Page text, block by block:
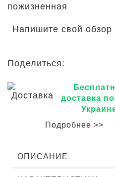
пожизненная
Напишите свой обзор
Поделиться:
доставка
Подробнее >>
ОПИСАНИЕ